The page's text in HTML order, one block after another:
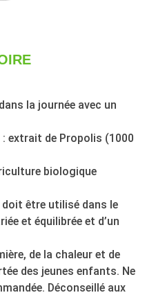
la journée avec un
: extrait de Propolis (1000
biologique
être utilisé dans le
et équilibrée et d’un
de la chaleur et de
des jeunes enfants. Ne
Déconseillé aux